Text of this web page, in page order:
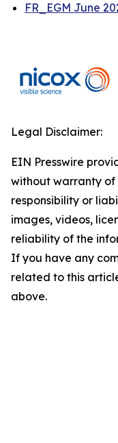
FR_EGM June
Legal Disclaimer:
EIN Presswire
without warranty of
responsibility or
images, videos,
reliability of the
If you have any
related to this
above.